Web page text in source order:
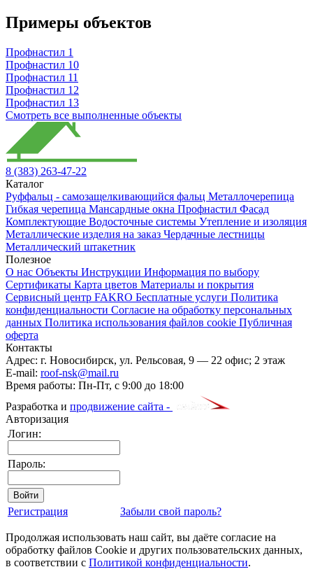
Примеры объектов
Профнастил 1
Профнастил 10
Профнастил 11
Профнастил 12
Профнастил 13
Смотреть все выполненные объекты
8 (383) 263-47-22
Каталог
Руффальц - самозащелкивающийся фальц Металлочерепица
Гибкая черепица Мансардные окна Профнастил Фасад
Комплектующие Водосточные системы Утепление и изоляция
Металлические изделия на заказ Чердачные лестницы
Металлический штакетник
Полезное
О нас Объекты Инструкции Информация по выбору
Сертификаты Карта цветов Материалы и покрытия
Сервисный центр FAKRO Бесплатные услуги Политика
конфиденциальности Согласие на обработку персональных
данных Политика использования файлов cookie Публичная
оферта
Контакты
Адрес: г. Новосибирск, ул. Рельсовая, 9 — 22 офис; 2 этаж
E-mail: roof-nsk@mail.ru
Время работы: Пн-Пт, с 9:00 до 18:00
Разработка и продвижение сайта -
Авторизация
Логин:
Пароль:
Регистрация Забыли свой пароль?
Продолжая использовать наш сайт, вы даёте согласие на
обработку файлов Cookie и других пользовательских данных,
в соответствии с Политикой конфиденциальности.